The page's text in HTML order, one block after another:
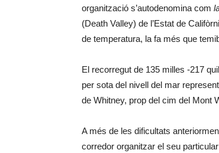
organització s’autodenomina com
(Death Valley) de l’Estat de
de temperatura, la fa més que
El recorregut de 135 milles -217
per sota del nivell del mar
de Whitney, prop del cim del Mont
A més de les dificultats
corredor organitzar el seu